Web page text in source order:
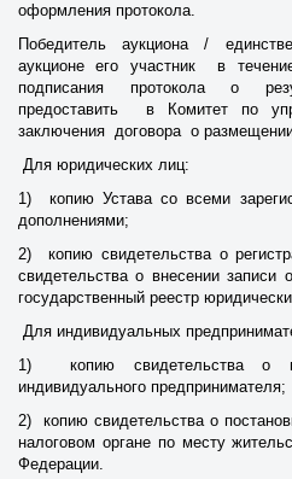
оформления протокола.
Победитель аукциона /
аукционе его участник в
подписания протокола о
предоставить в Комитет по
заключения договора о
Для юридических лиц:
1) копию Устава со всеми
дополнениями;
2) копию свидетельства о
свидетельства о внесении
государственный реестр
Для индивидуальных
1) копию свидетельства о
индивидуального предпринимателя;
2) копию свидетельства о
налоговом органе по месту
Федерации.